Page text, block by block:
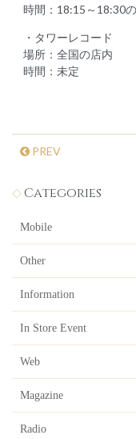
時間：18:15～18:30
・タワーレコード
場所：全国の店内
時間：未定
PREV
Categories
Mobile
Other
Information
In Store Event
Web
Magazine
Radio